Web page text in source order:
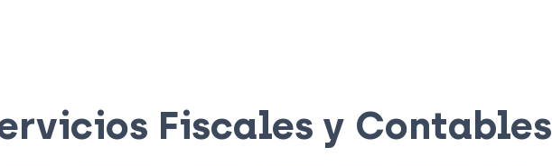
Fiscales y Contables